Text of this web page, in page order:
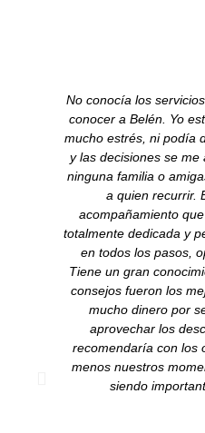
No conocía los
conocer a Belén. Yo
mucho estrés, ni podía
y las decisiones se
ninguna familia o
a quien recurrir.
acompañamiento
totalmente dedicada y
en todos los pasos,
Tiene un gran
consejos fueron los
mucho dinero por
aprovechar los
recomendaría con los
menos nuestros
siendo